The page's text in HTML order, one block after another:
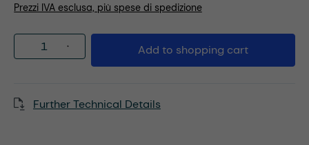
Prezzi IVA esclusa, più spese di spedizione
Product Quantity: Enter the desired
Add to shopping cart
Further Technical Details